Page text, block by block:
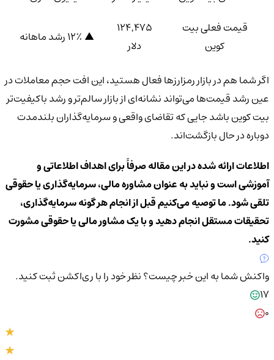
قیمت فعلی بیت
کوین
۱۲۴٬۴۷۵
دلار
▲ ۱۲٪ رشد ماهانه
اگر شما هم در بازار رمزارزها فعال هستید، این افت حجم معاملات در
عین رشد قیمت‌ها می‌تواند نشانه‌ای از بازار سالم‌تر و رشد باکیفیت‌تر
بیت کوین باشد جایی که تقاضای واقعی و سرمایه‌گذاران بلندمدت
دوباره در حال بازگشت‌اند.
اطلاعات ارائه شده در این مقاله صرفاً برای اهداف اطلاعاتی و
آموزشی است و نباید به عنوان مشاوره مالی، سرمایه‌گذاری یا حقوقی
تلقی شود. ما توصیه می‌کنیم قبل از انجام هر گونه سرمایه‌گذاری،
تحقیقات مستقل انجام دهید و با یک مشاور مالی یا حقوقی مشورت
کنید.
واکنش شما به این خبر چیست؟نظر خود را با ری‌اکشن ثبت کنید.
17